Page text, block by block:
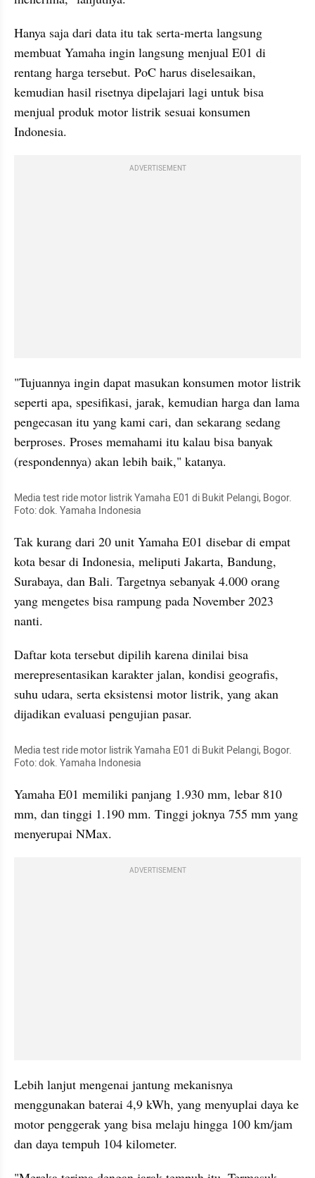
Hanya saja dari data itu tak serta-merta langsung
membuat Yamaha ingin langsung menjual E01 di
rentang harga tersebut. PoC harus diselesaikan,
kemudian hasil risetnya dipelajari lagi untuk bisa
menjual produk motor listrik sesuai konsumen
Indonesia.
ADVERTISEMENT
"Tujuannya ingin dapat masukan konsumen motor listrik
seperti apa, spesifikasi, jarak, kemudian harga dan lama
pengecasan itu yang kami cari, dan sekarang sedang
berproses. Proses memahami itu kalau bisa banyak
(respondennya) akan lebih baik," katanya.
Media test ride motor listrik Yamaha E01 di Bukit Pelangi, Bogor.
Foto: dok. Yamaha Indonesia
Tak kurang dari 20 unit Yamaha E01 disebar di empat
kota besar di Indonesia, meliputi Jakarta, Bandung,
Surabaya, dan Bali. Targetnya sebanyak 4.000 orang
yang mengetes bisa rampung pada November 2023
nanti.
Daftar kota tersebut dipilih karena dinilai bisa
merepresentasikan karakter jalan, kondisi geografis,
suhu udara, serta eksistensi motor listrik, yang akan
dijadikan evaluasi pengujian pasar.
Media test ride motor listrik Yamaha E01 di Bukit Pelangi, Bogor.
Foto: dok. Yamaha Indonesia
Yamaha E01 memiliki panjang 1.930 mm, lebar 810
mm, dan tinggi 1.190 mm. Tinggi joknya 755 mm yang
menyerupai NMax.
ADVERTISEMENT
Lebih lanjut mengenai jantung mekanisnya
menggunakan baterai 4,9 kWh, yang menyuplai daya ke
motor penggerak yang bisa melaju hingga 100 km/jam
dan daya tempuh 104 kilometer.